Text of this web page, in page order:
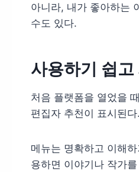
아니라, 내가 좋아하는
수도 있다.
사용하기 쉽
처음 플랫폼을 열었을
편집자 추천이 표시된
메뉴는 명확하고 이해
용하면 이야기나 작가